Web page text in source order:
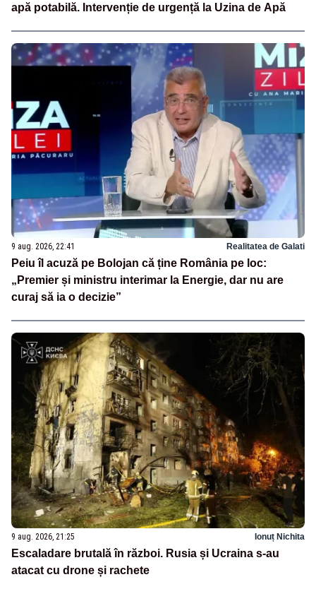
apă potabilă. Intervenție de urgență la Uzina de Apă
9 aug. 2026, 22:41 Realitatea de Galati
Peiu îl acuză pe Bolojan că ține România pe loc:
„Premier și ministru interimar la Energie, dar nu are
curaj să ia o decizie”
9 aug. 2026, 21:25 Ionuț Nichita
Escaladare brutală în război. Rusia și Ucraina s-au
atacat cu drone și rachete